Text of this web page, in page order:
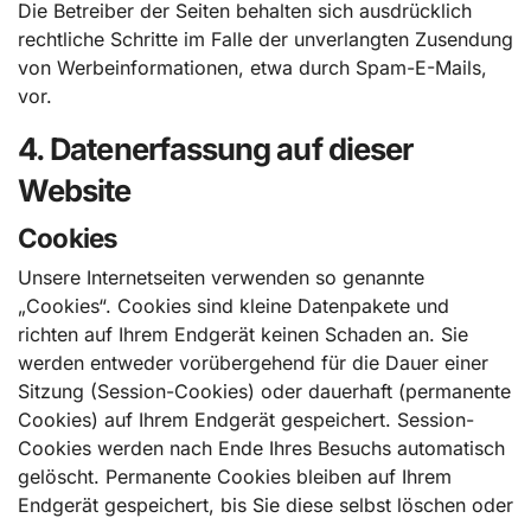
Die Betreiber der Seiten behalten sich ausdrücklich
rechtliche Schritte im Falle der unverlangten Zusendung
von Werbeinformationen, etwa durch Spam-E-Mails,
vor.
4. Datenerfassung auf dieser
Website
Cookies
Unsere Internetseiten verwenden so genannte
„Cookies“. Cookies sind kleine Datenpakete und
richten auf Ihrem Endgerät keinen Schaden an. Sie
werden entweder vorübergehend für die Dauer einer
Sitzung (Session-Cookies) oder dauerhaft (permanente
Cookies) auf Ihrem Endgerät gespeichert. Session-
Cookies werden nach Ende Ihres Besuchs automatisch
gelöscht. Permanente Cookies bleiben auf Ihrem
Endgerät gespeichert, bis Sie diese selbst löschen oder